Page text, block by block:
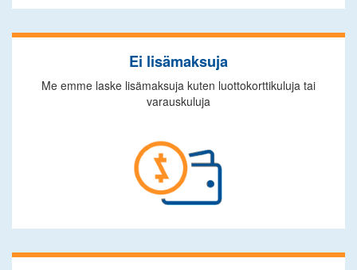
Ei lisämaksuja
Me emme laske lisämaksuja kuten luottokorttikuluja tai
varauskuluja